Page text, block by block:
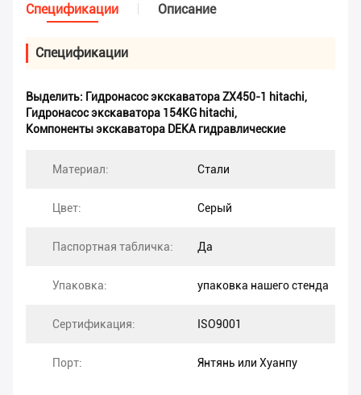
Спецификации Описание
Спецификации
Выделить: Гидронасос экскаватора ZX450-1 hitachi,
Гидронасос экскаватора 154KG hitachi,
Компоненты экскаватора DEKA гидравлические
Материал: Стали
Цвет: Серый
Паспортная табличка: Да
Упаковка: упаковка нашего стенда
Сертификация: ISO9001
Порт: Янтянь или Хуанпу